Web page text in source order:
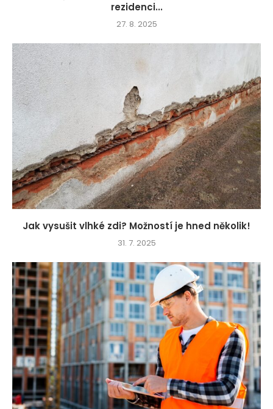
rezidenci...
27. 8. 2025
Jak vysušit vlhké zdi? Možností je hned několik!
31. 7. 2025